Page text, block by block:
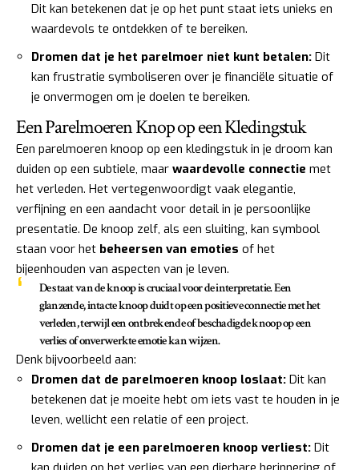
Dit kan betekenen dat je op het punt staat iets unieks en
waardevols te ontdekken of te bereiken.
Dromen dat je het parelmoer niet kunt betalen: Dit
kan frustratie symboliseren over je financiële situatie of
je onvermogen om je doelen te bereiken.
Een Parelmoeren Knop op een Kledingstuk
Een parelmoeren knoop op een kledingstuk in je droom kan
duiden op een subtiele, maar waardevolle connectie met
het verleden. Het vertegenwoordigt vaak elegantie,
verfijning en een aandacht voor detail in je persoonlijke
presentatie. De knoop zelf, als een sluiting, kan symbool
staan voor het beheersen van emoties of het
bijeenhouden van aspecten van je leven.
De staat van de knoop is cruciaal voor de interpretatie. Een
glanzende, intacte knoop duidt op een positieve connectie met het
verleden, terwijl een ontbrekende of beschadigde knoop op een
verlies of onverwerkte emotie kan wijzen.
Denk bijvoorbeeld aan:
Dromen dat de parelmoeren knoop loslaat: Dit kan
betekenen dat je moeite hebt om iets vast te houden in je
leven, wellicht een relatie of een project.
Dromen dat je een parelmoeren knoop verliest: Dit